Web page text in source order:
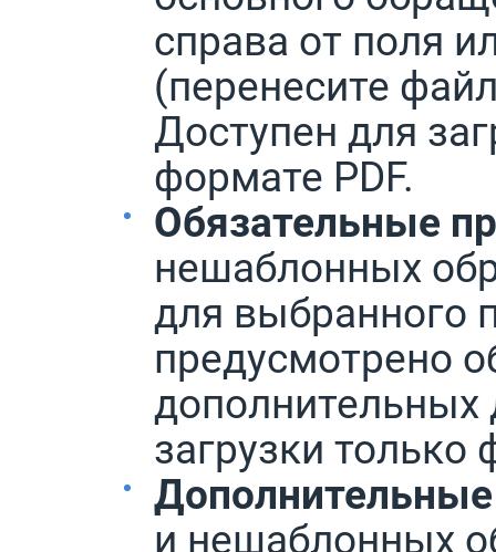
справа от поля
(перенесите
Доступен для
формате PDF.
Обязательные
нешаблонных
для выбранного
предусмотрено
дополнительных
загрузки только
и нешаблонных